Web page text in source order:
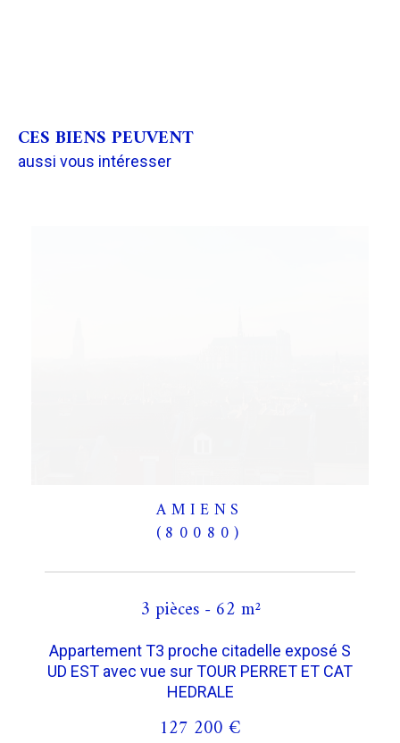
CES BIENS PEUVENT
aussi vous intéresser
AMIENS
(80080)
3 pièces - 62 m²
Appartement T3 proche citadelle exposé S
UD EST avec vue sur TOUR PERRET ET CAT
HEDRALE
127 200 €